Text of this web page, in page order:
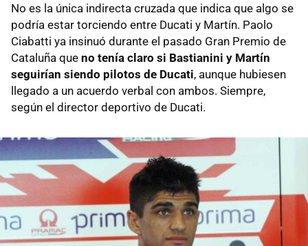
No es la única indirecta cruzada que indica que algo se
podría estar torciendo entre Ducati y Martín. Paolo
Ciabatti ya insinuó durante el pasado Gran Premio de
Cataluña que no tenía claro si Bastianini y Martín
seguirían siendo pilotos de Ducati, aunque hubiesen
llegado a un acuerdo verbal con ambos. Siempre,
según el director deportivo de Ducati.